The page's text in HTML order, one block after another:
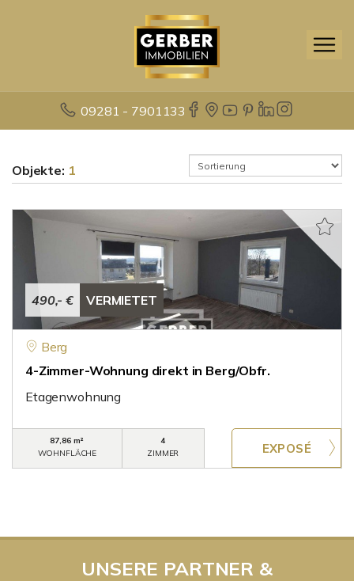
09281 - 7901133
Objekte: 1
490,- € VERMIETET
Berg
4-Zimmer-Wohnung direkt in Berg/Obfr.
Etagenwohnung
87,86 m²
WOHNFLÄCHE
4
ZIMMER
UNSERE PARTNER &